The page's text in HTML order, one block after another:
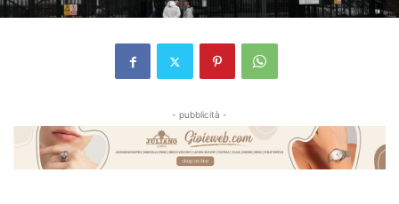
- pubblicità -